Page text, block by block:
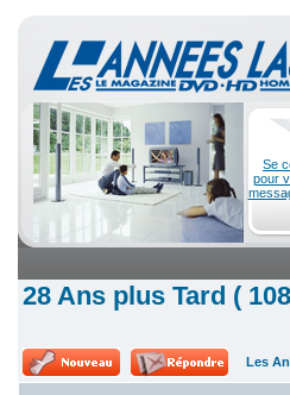
Se
pour
28 Ans plus Tard (
Les